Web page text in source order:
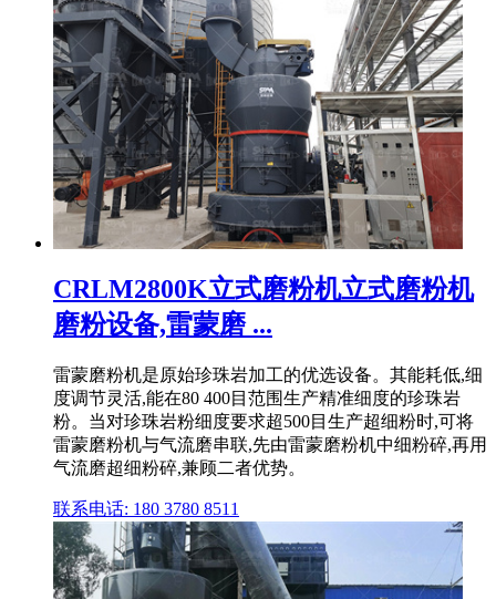
CRLM2800K立式磨粉机立式磨粉机
磨粉设备,雷蒙磨 ...
雷蒙磨粉机是原始珍珠岩加工的优选设备。其能耗低,细
度调节灵活,能在80 400目范围生产精准细度的珍珠岩
粉。当对珍珠岩粉细度要求超500目生产超细粉时,可将
雷蒙磨粉机与气流磨串联,先由雷蒙磨粉机中细粉碎,再用
气流磨超细粉碎,兼顾二者优势。
联系电话: 180 3780 8511